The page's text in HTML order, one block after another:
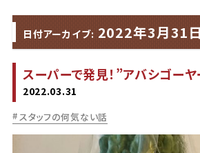
日付アーカイブ: 2022年3月31日
スーパーで発見！”アバシゴーヤ
2022.03.31
スタッフの何気ない話